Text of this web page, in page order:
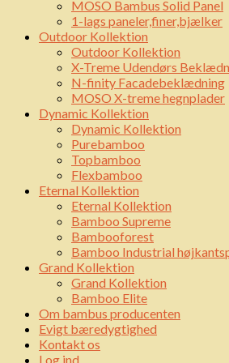
MOSO Bambus Solid Panel
1-lags paneler,finer,bjælker
Outdoor Kollektion
Outdoor Kollektion
X-Treme Udendørs
N-finity Facadebeklædning
MOSO X-treme hegnplader
Dynamic Kollektion
Dynamic Kollektion
Purebamboo
Topbamboo
Flexbamboo
Eternal Kollektion
Eternal Kollektion
Bamboo Supreme
Bambooforest
Bamboo Industrial
Grand Kollektion
Grand Kollektion
Bamboo Elite
Om bambus producenten
Evigt bæredygtighed
Kontakt os
Log ind